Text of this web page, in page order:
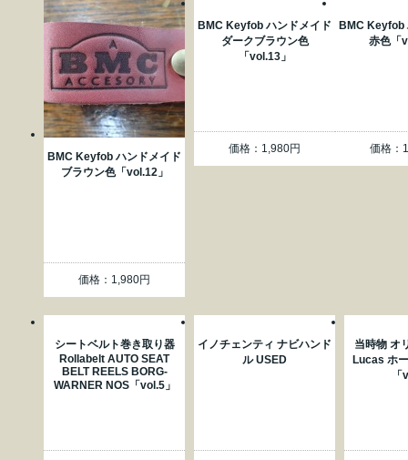
BMC Keyfob ハンドメイド
ブラウン色「vol.12」
価格：1,980円
BMC Keyfob ハンドメイド
ダークブラウン色
「vol.13」
価格：1,980円
BMC Keyfob
赤色「
価格：
シートベルト巻き取り器
Rollabelt AUTO SEAT
BELT REELS BORG-
WARNER NOS「vol.5」
イノチェンティ ナビハンド
ル USED
当時物 オ
Lucas ホ